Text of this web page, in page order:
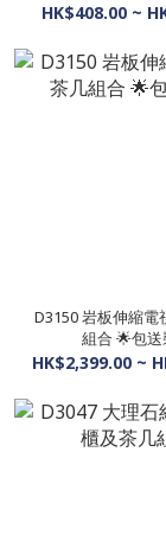
HK$408.00 ~
D3150 岩板伸縮電
組合 🌟包